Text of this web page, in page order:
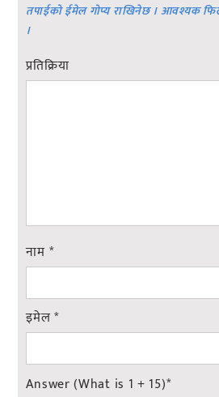
तपाईको ईमेल गोप्य राखिनेछ । आवश्यक
।
प्रतिक्रिया
नाम *
इमेल*
Answer (What is 1 + 15)*